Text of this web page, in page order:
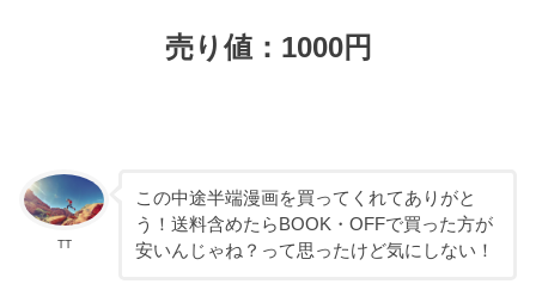
売り値：1000円
TT
この中途半端漫画を買ってくれてありがと
う！送料含めたらBOOK・OFFで買った方が
安いんじゃね？って思ったけど気にしない！